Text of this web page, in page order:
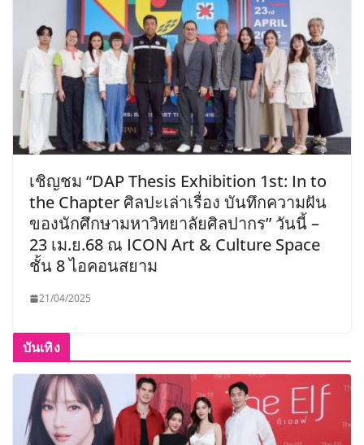
เชิญชม “DAP Thesis Exhibition 1st: In to
the Chapter ศิลปะเล่าเรื่อง บันทึกความฝัน
ของนักศึกษามหาวิทยาลัยศิลปากร” วันนี้ –
23 เม.ย.68 ณ ICON Art & Culture Space
ชั้น 8 ไอคอนสยาม
21/04/2025
บันเทิง